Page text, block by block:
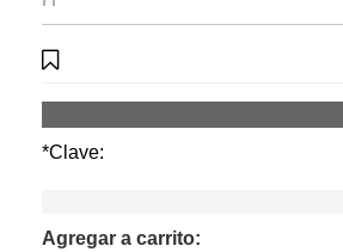
*Clave:
Agregar a carrito: